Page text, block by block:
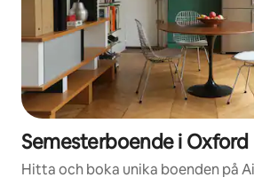
Semesterboende i Oxford
Hitta och boka unika boenden på